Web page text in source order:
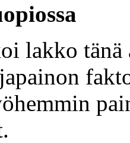
lakko tänä